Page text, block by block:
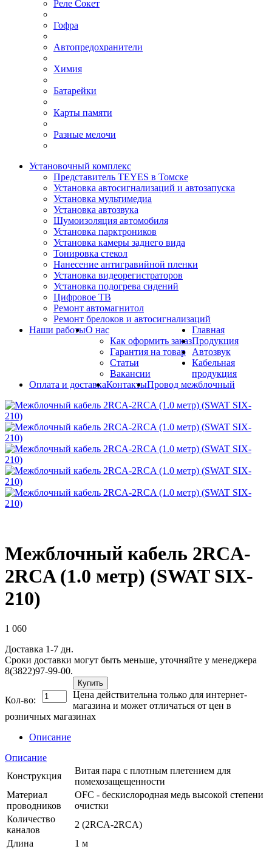
Реле Сокет
Гофра
Автопредохранители
Химия
Батарейки
Карты памяти
Разные мелочи
Установочный комплекс
Представитель TEYES в Томске
Установка автосигнализаций и автозапуска
Установка мультимедиа
Установка автозвука
Шумоизоляция автомобиля
Установка парктроников
Установка камеры заднего вида
Тонировка стекол
Нанесение антигравийной пленки
Установка видеорегистраторов
Установка подогрева сидений
Цифровое ТВ
Ремонт автомагнитол
Ремонт брелоков и автосигнализаций
Наши работыО нас
Как оформить заказ
Гарантия на товар
Статьи
Вакансии
Оплата и доставкаКонтакты
Главная
Продукция
Автозвук
Кабельная
продукция
Провод межблочный
Межблочный кабель 2RCA-
2RCA (1.0 метр) (SWAT SIX-
210)
1 060
Доставка 1-7 дн.
Сроки доставки могут быть меньше, уточняйте у менеджера
8(3822)97-99-00.
Кол-во:
Купить
Цена действительна только для интернет-
магазина и может отличаться от цен в
розничных магазинах
Описание
Описание
Конструкция
Витая пара с плотным плетением для
помехозащещенности
Материал
проводников
OFC - бескислородная медь высокой степени
очистки
Количество
каналов
2 (2RCA-2RCA)
Длина
1 м